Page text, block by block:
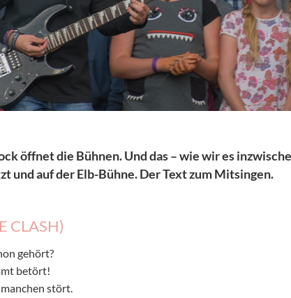
öffnet die Bühnen. Und das – wie wir es
und auf der Elb-Bühne. Der Text zum Mitsingen.
CLASH)
gehört?
betört!
stört.